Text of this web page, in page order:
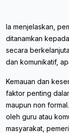
Ia menjelaskan,
ditanamkan
secara
dan komunikatif,
Kemauan dan
faktor penting
maupun non
oleh guru atau
masyarakat,